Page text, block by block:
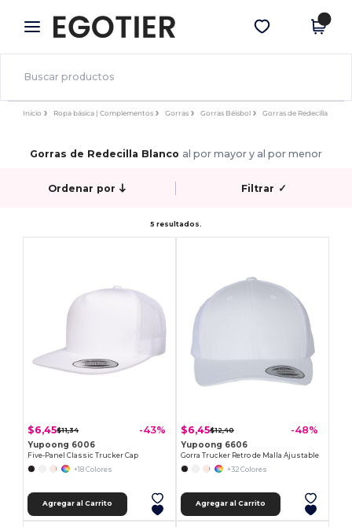
× App de Egotier
¡Mejores precios en app!
Descargar app
Inicio Ropa básica | Complementos Gorras Gorras Béisbol Gorras de Redecilla
Gorras de Redecilla Blanco al por mayor y al por menor
Ordenar por Filtrar ✓
5 resultados.
$6,45$11,34 -43%
Yupoong 6006
Five-Panel Classic Trucker Cap
+18 Colores
Agregar al Carrito
$6,45$12,40 -48%
Yupoong 6606
Gorra Trucker Retro de Malla Ajustable
+32 Colores
Agregar al Carrito